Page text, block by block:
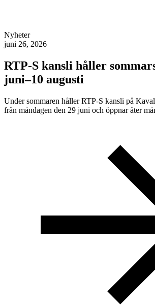
Nyheter
juni 26, 2026
RTP-S kansli håller
juni–10 augusti
Under sommaren håller RTP-S kansli på
från måndagen den 29 juni och öppnar åter